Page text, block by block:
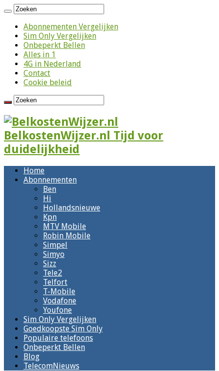
Abonnementen Vergelijken
Sim Only Vergelijken
Onbeperkt Bellen
Alles in 1
4G in Nederland
Contact
Cookie beleid
BelkostenWijzer.nl Tijd voor
duidelijkheid
Home
Abonnementen
Ben
Hi
Hollandsnieuwe
Kpn
MTV Mobile
Robin Mobile
Simpel
Simyo
Sizz
Tele2
Telfort
T-Mobile
Vodafone
Youfone
Sim Only Vergelijken
Goedkoopste Sim Only
Populaire telefoons
Onbeperkt Bellen
Blog
TelecomNieuws